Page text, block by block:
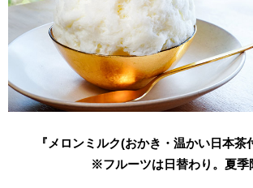
『メロンミルク(おかき・温かい日本茶
※フルーツは日替わり。夏季